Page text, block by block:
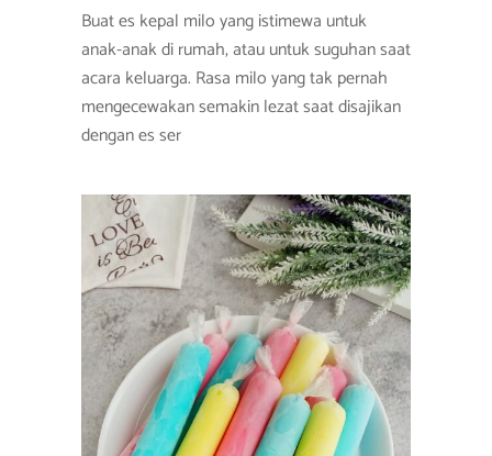
Buat es kepal milo yang istimewa untuk
anak-anak di rumah, atau untuk suguhan saat
acara keluarga. Rasa milo yang tak pernah
mengecewakan semakin lezat saat disajikan
dengan es ser